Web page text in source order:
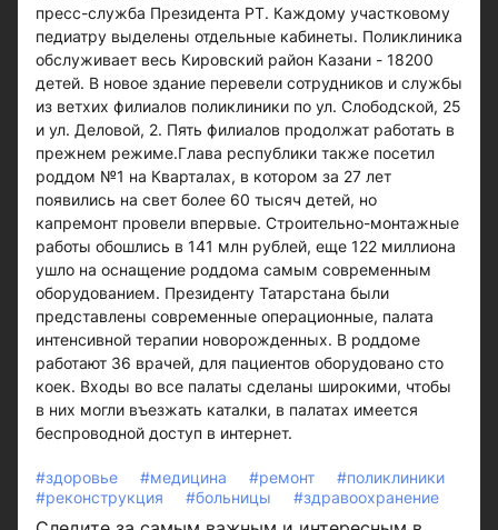
пресс-служба Президента РТ. Каждому участковому
педиатру выделены отдельные кабинеты. Поликлиника
обслуживает весь Кировский район Казани - 18200
детей. В новое здание перевели сотрудников и службы
из ветхих филиалов поликлиники по ул. Слободской, 25
и ул. Деловой, 2. Пять филиалов продолжат работать в
прежнем режиме.Глава республики также посетил
роддом №1 на Кварталах, в котором за 27 лет
появились на свет более 60 тысяч детей, но
капремонт провели впервые. Строительно-монтажные
работы обошлись в 141 млн рублей, еще 122 миллиона
ушло на оснащение роддома самым современным
оборудованием. Президенту Татарстана были
представлены современные операционные, палата
интенсивной терапии новорожденных. В роддоме
работают 36 врачей, для пациентов оборудовано сто
коек. Входы во все палаты сделаны широкими, чтобы
в них могли въезжать каталки, в палатах имеется
беспроводной доступ в интернет.
#здоровье #медицина #ремонт
#поликлиники
#реконструкция
#больницы #здравоохранение